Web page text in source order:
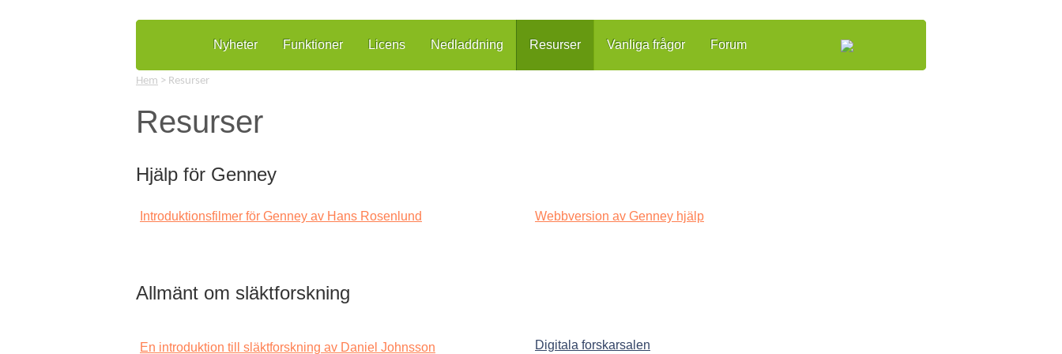
Nyheter Funktioner Licens Nedladdning Resurser Vanliga frågor Forum
Hem > Resurser
Resurser
Hjälp för Genney
Introduktionsfilmer för Genney av Hans Rosenlund Webbversion av Genney hjälp
Allmänt om släktforskning
En introduktion till släktforskning av Daniel Johnsson Digitala forskarsalen